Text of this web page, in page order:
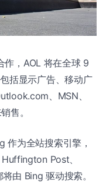
作，AOL 将在全球 9
括显示广告、移动广
、MSN、
售。
作为全站搜索引擎，
Post、
由 Bing 驱动搜索。